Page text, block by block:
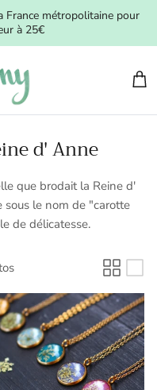
métropolitaine pour
à 25€
d' Anne
que brodait la Reine d'
le nom de "carotte
de délicatesse.